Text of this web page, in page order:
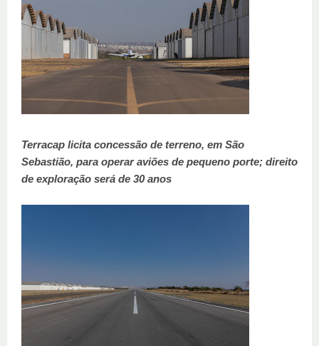
Terracap licita concessão de terreno, em São
Sebastião, para operar aviões de pequeno porte; direito
de exploração será de 30 anos